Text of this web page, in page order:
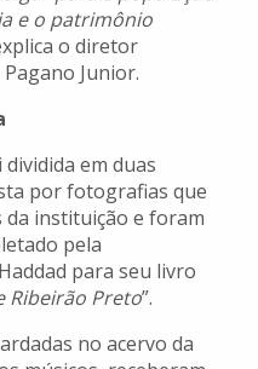
e o patrimônio
o diretor
Junior.
dividida em duas
por fotografias que
instituição e foram
pela
para seu livro
Ribeirão Preto”.
no acervo da